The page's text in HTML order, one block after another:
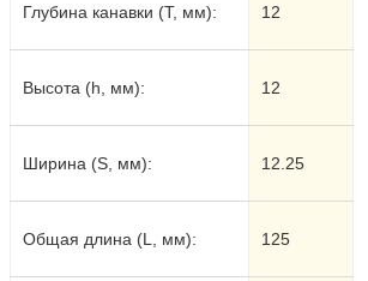
Глубина канавки (T, мм): 12
Высота (h, мм): 12
Ширина (S, мм): 12.25
Общая длина (L, мм): 1 25